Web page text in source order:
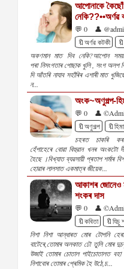
আপোনাকে
নেকি??••অৰ্ণৱ
💬 0 👤
🔖অৰ্ণৱ কটকী
অকণমান মাত দিব নেকি?আপোন
পৰা নিসংগতাৰ পোছাক খুলি , সংগ অলপ
দি আঁতৰি নাযাব সহাঁৰিৰ এশাৰী মাত
ন...
অংক~অণুগল্প-
💬 0 👤
🔖অণুগল্প
চহৰত চাকৰি
হেঁপাহেৰে বোৱা বিহুৱান খনৰ অংকটো
হৈছে ।বিখ্যাত ব্যৱসায়ী প্ৰতাপ শৰ্মাৰ
হোৱাৰ লালসাত একমাত্ৰ জীয়েক...
আকাশৰ জোনেও
শংকৰ দাস
💬 0 👤
🔖কবিতা
🔖যিচু
নিশা নিশা আন্ধাৰত মোৰ টোপনি
বাটেৰে,তোমাৰ অলকাত ঢৌ তুলি মোৰ
উজাই তোমাৰ চোতাল পাইচোতালত
নিশাবোৰ তোমাৰ প্ৰেমিক হৈ উঠে,চ...